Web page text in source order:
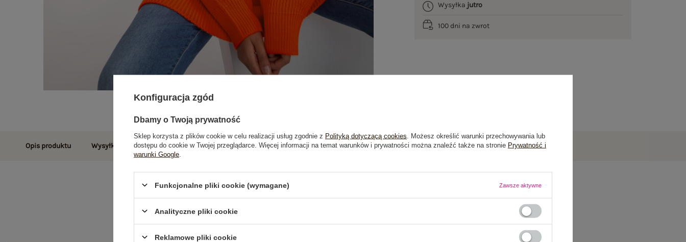
Wysyłka jutro
100 dni na zwrot
Opis produktu Wysyłka i dostawa Zwroty i reklamacje Opinie o produkcie(0)
Konfiguracja zgód
Dbamy o Twoją prywatność
Sklep korzysta z plików cookie w celu realizacji usług zgodnie z Polityką dotyczącą cookies . Możesz określić warunki przechowywania lub
dostępu do cookie w Twojej przeglądarce. Więcej informacji na temat warunków i prywatności można znaleźć także na stronie Prywatność i
warunki Google
Funkcjonalne pliki cookie (wymagane) Zawsze aktywne
Analityczne pliki cookie
Reklamowe pliki cookie